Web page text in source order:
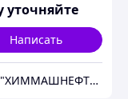
уточняйте
Написать
ООО "ХИММАШНЕФТЕГАЗ"